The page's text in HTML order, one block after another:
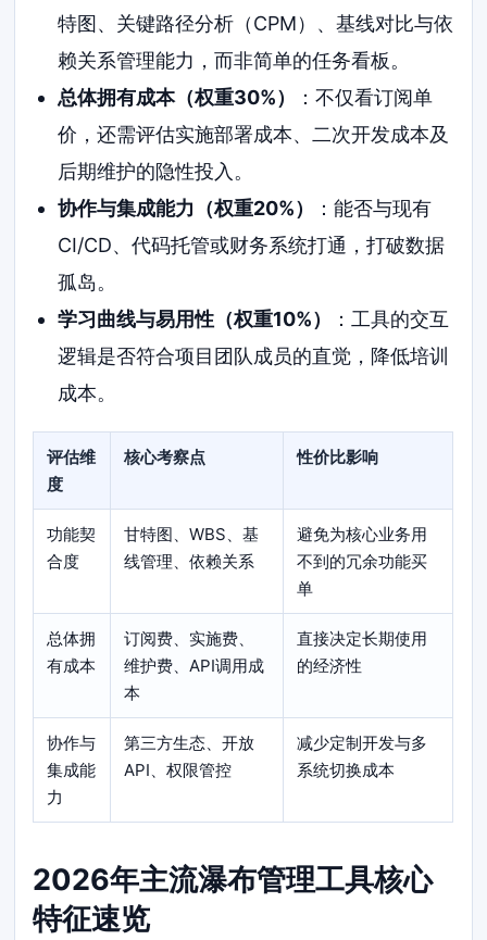
特图、关键路径分析（CPM）、基线对比与依
赖关系管理能力，而非简单的任务看板。
总体拥有成本（权重30%）
：不仅看订阅单
价，还需评估实施部署成本、二次开发成本及
后期维护的隐性投入。
协作与集成能力（权重20%）
：能否与现有
CI/CD、代码托管或财务系统打通，打破数据
孤岛。
学习曲线与易用性（权重10%）
：工具的交互
逻辑是否符合项目团队成员的直觉，降低培训
成本。
评估维
度
核心考察点 性价比影响
功能契
合度
甘特图、WBS、基
线管理、依赖关系
避免为核心业务用
不到的冗余功能买
单
总体拥
有成本
订阅费、实施费、
维护费、API调用成
本
直接决定长期使用
的经济性
协作与
集成能
力
第三方生态、开放
API、权限管控
减少定制开发与多
系统切换成本
2026年主流瀑布管理工具核心
特征速览